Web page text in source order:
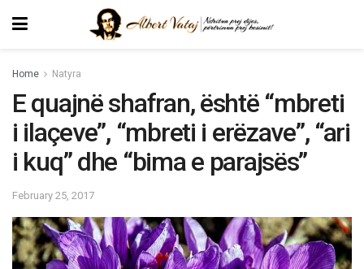
Home Natyra
E quajnë shafran, është “mbreti
i ilaçeve”, “mbreti i erëzave”, “ari
i kuq” dhe “bima e parajsës”
February 25, 2017